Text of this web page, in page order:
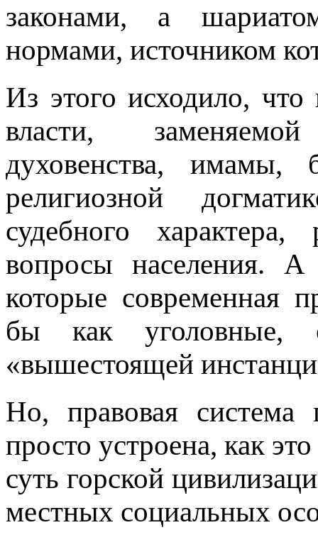
законами, а
нормами, источником
Из этого исходило, что
власти,
духовенства, имамы,
религиозной
судебного характера,
вопросы населения.
которые современная
бы как уголовные,
«вышестоящей
Но, правовая
просто устроена, как
суть горской
местных социальных